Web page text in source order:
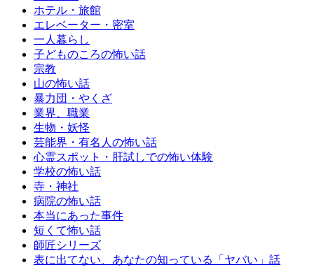
ホテル・旅館
エレベーター・密室
一人暮らし
子どものころの怖い話
宗教
山の怖い話
暴力団・やくざ
業界、職業
生物・妖怪
芸能界・有名人の怖い話
心霊スポット・肝試しでの怖い体験
学校の怖い話
寺・神社
病院の怖い話
本当にあった事件
短くて怖い話
師匠シリーズ
表に出てない、あなたの知っている「ヤバい」話